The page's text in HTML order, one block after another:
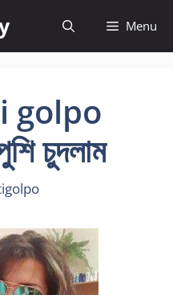
Menu
golpo
চুদলাম